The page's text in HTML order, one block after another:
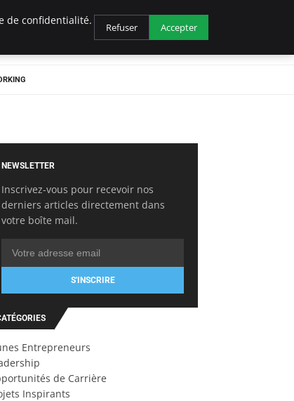
NEWSLETTER
Inscrivez-vous pour recevoir nos
derniers articles directement dans
votre boîte mail.
S'INSCRIRE
Entrepreneurs
de Carrière
Inspirants
de confidentialité.
Refuser Accepter